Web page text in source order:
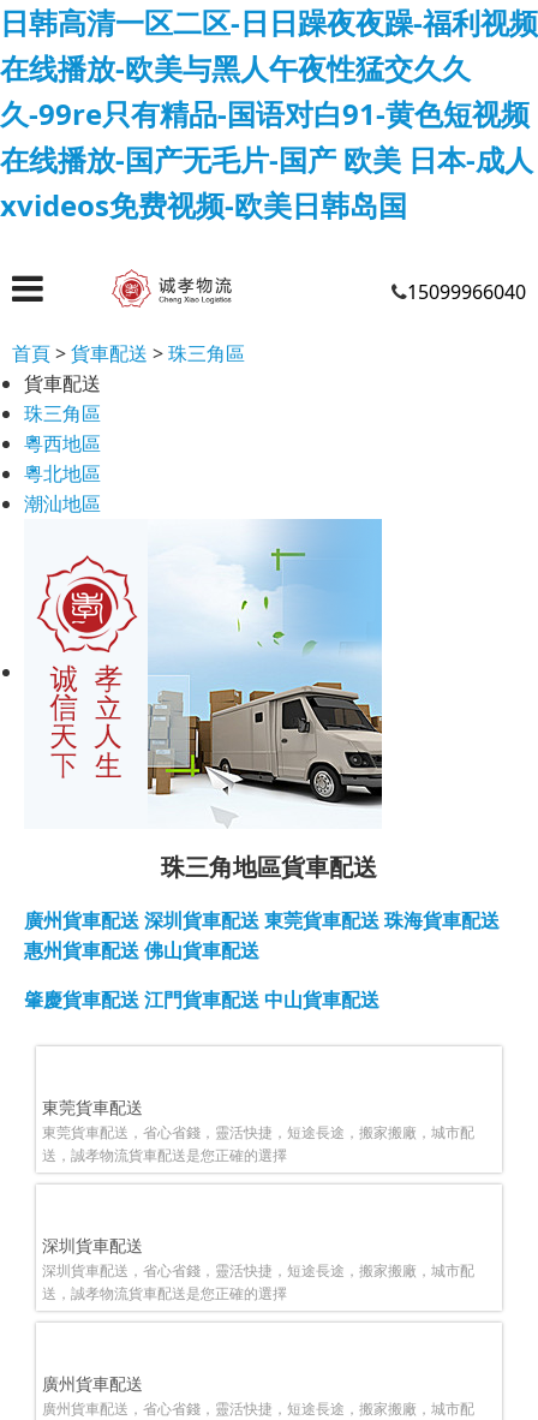
日韩高清一区二区-日日躁夜夜躁-福利视频
在线播放-欧美与黑人午夜性猛交久久
久-99re只有精品-国语对白91-黄色短视频
在线播放-国产无毛片-国产 欧美 日本-成人
xvideos免费视频-欧美日韩岛国
15099966040
首頁>貨車配送 >珠三角區
貨車配送
珠三角區
粵西地區
粵北地區
潮汕地區
珠三角地區貨車配送
廣州貨車配送 深圳貨車配送 東莞貨車配送 珠海貨車配送
惠州貨車配送 佛山貨車配送
肇慶貨車配送 江門貨車配送 中山貨車配送
東莞貨車配送
東莞貨車配送，省心省錢，靈活快捷，短途長途，搬家搬廠，城市配
送，誠孝物流貨車配送是您正確的選擇
深圳貨車配送
深圳貨車配送，省心省錢，靈活快捷，短途長途，搬家搬廠，城市配
送，誠孝物流貨車配送是您正確的選擇
廣州貨車配送
廣州貨車配送，省心省錢，靈活快捷，短途長途，搬家搬廠，城市配